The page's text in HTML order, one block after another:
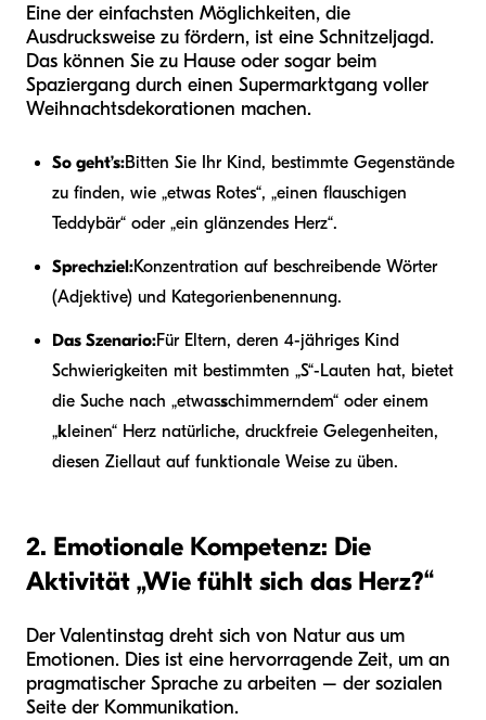
Eine der einfachsten Möglichkeiten, die
Ausdrucksweise zu fördern, ist eine Schnitzeljagd.
Das können Sie zu Hause oder sogar beim
Spaziergang durch einen Supermarktgang voller
Weihnachtsdekorationen machen.
So geht’s:Bitten Sie Ihr Kind, bestimmte Gegenstände
zu finden, wie „etwas Rotes“, „einen flauschigen
Teddybär“ oder „ein glänzendes Herz“.
Sprechziel:Konzentration auf beschreibende Wörter
(Adjektive) und Kategorienbenennung.
Das Szenario:Für Eltern, deren 4-jähriges Kind
Schwierigkeiten mit bestimmten „S“-Lauten hat, bietet
die Suche nach „etwasschimmerndem“ oder einem
„k leinen“ Herz natürliche, druckfreie Gelegenheiten,
diesen Ziellaut auf funktionale Weise zu üben.
2. Emotionale Kompetenz: Die
Aktivität „Wie fühlt sich das Herz?“
Der Valentinstag dreht sich von Natur aus um
Emotionen. Dies ist eine hervorragende Zeit, um an
pragmatischer Sprache zu arbeiten – der sozialen
Seite der Kommunikation.